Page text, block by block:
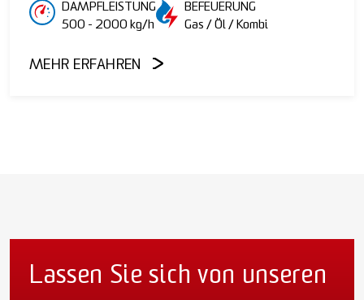
DAMPFLEISTUNG
500 - 2000 kg/h
BEFEUERUNG
Gas / Öl / Kombi
MEHR ERFAHREN
Lassen Sie sich von unseren